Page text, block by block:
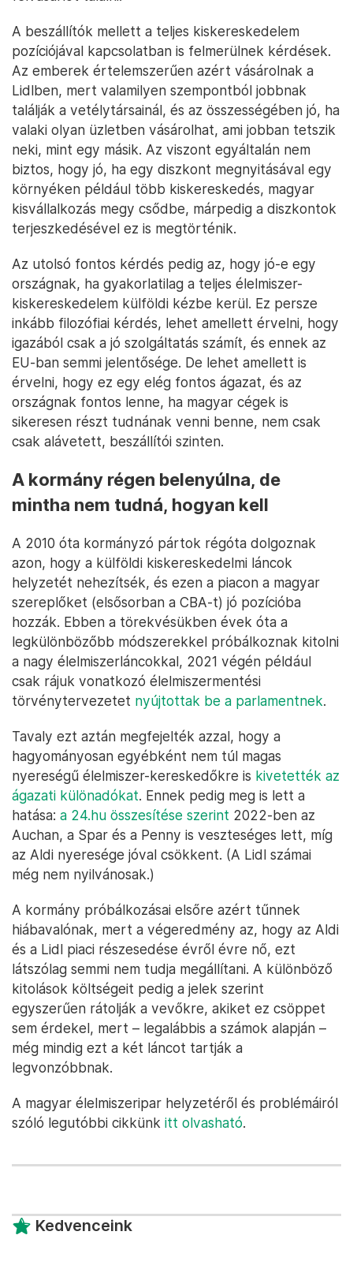
A beszállítók mellett a teljes kiskereskedelem
pozíciójával kapcsolatban is felmerülnek kérdések.
Az emberek értelemszerűen azért vásárolnak a
Lidlben, mert valamilyen szempontból jobbnak
találják a vetélytársainál, és az összességében jó, ha
valaki olyan üzletben vásárolhat, ami jobban tetszik
neki, mint egy másik. Az viszont egyáltalán nem
biztos, hogy jó, ha egy diszkont megnyitásával egy
környéken például több kiskereskedés, magyar
kisvállalkozás megy csődbe, márpedig a diszkontok
terjeszkedésével ez is megtörténik.
Az utolsó fontos kérdés pedig az, hogy jó-e egy
országnak, ha gyakorlatilag a teljes élelmiszer-
kiskereskedelem külföldi kézbe kerül. Ez persze
inkább filozófiai kérdés, lehet amellett érvelni, hogy
igazából csak a jó szolgáltatás számít, és ennek az
EU-ban semmi jelentősége. De lehet amellett is
érvelni, hogy ez egy elég fontos ágazat, és az
országnak fontos lenne, ha magyar cégek is
sikeresen részt tudnának venni benne, nem csak
csak alávetett, beszállítói szinten.
A kormány régen belenyúlna, de
mintha nem tudná, hogyan kell
A 2010 óta kormányzó pártok régóta dolgoznak
azon, hogy a külföldi kiskereskedelmi láncok
helyzetét nehezítsék, és ezen a piacon a magyar
szereplőket (elsősorban a CBA-t) jó pozícióba
hozzák. Ebben a törekvésükben évek óta a
legkülönbözőbb módszerekkel próbálkoznak kitolni
a nagy élelmiszerláncokkal, 2021 végén például
csak rájuk vonatkozó élelmiszermentési
törvénytervezetet nyújtottak be a parlamentnek.
Tavaly ezt aztán megfejelték azzal, hogy a
hagyományosan egyébként nem túl magas
nyereségű élelmiszer-kereskedőkre is kivetették az
ágazati különadókat. Ennek pedig meg is lett a
hatása: a 24.hu összesítése szerint 2022-ben az
Auchan, a Spar és a Penny is veszteséges lett, míg
az Aldi nyeresége jóval csökkent. (A Lidl számai
még nem nyilvánosak.)
A kormány próbálkozásai elsőre azért tűnnek
hiábavalónak, mert a végeredmény az, hogy az Aldi
és a Lidl piaci részesedése évről évre nő, ezt
látszólag semmi nem tudja megállítani. A különböző
kitolások költségeit pedig a jelek szerint
egyszerűen rátolják a vevőkre, akiket ez csöppet
sem érdekel, mert – legalábbis a számok alapján –
még mindig ezt a két láncot tartják a
legvonzóbbnak.
A magyar élelmiszeripar helyzetéről és problémáiról
szóló legutóbbi cikkünk itt olvasható.
Kedvenceink